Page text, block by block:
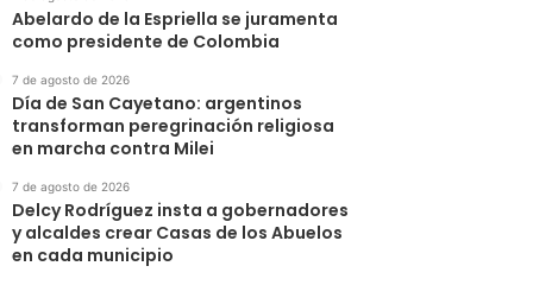
Abelardo de la Espriella se juramenta
como presidente de Colombia
7 de agosto de 2026
Día de San Cayetano: argentinos
transforman peregrinación religiosa
en marcha contra Milei
7 de agosto de 2026
Delcy Rodríguez insta a gobernadores
y alcaldes crear Casas de los Abuelos
en cada municipio